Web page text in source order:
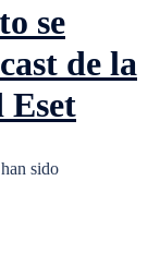
se
de la
Eset
sido